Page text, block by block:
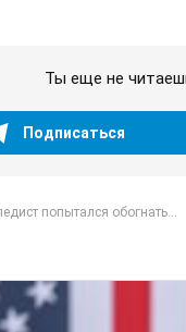
Ты еще не
Подписаться
попытался обогнать...